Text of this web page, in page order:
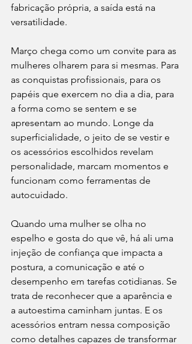
fabricação própria, a saída está na
versatilidade.
Março chega como um convite para as
mulheres olharem para si mesmas. Para
as conquistas profissionais, para os
papéis que exercem no dia a dia, para
a forma como se sentem e se
apresentam ao mundo. Longe da
superficialidade, o jeito de se vestir e
os acessórios escolhidos revelam
personalidade, marcam momentos e
funcionam como ferramentas de
autocuidado.
Quando uma mulher se olha no
espelho e gosta do que vê, há ali uma
injeção de confiança que impacta a
postura, a comunicação e até o
desempenho em tarefas cotidianas. Se
trata de reconhecer que a aparência e
a autoestima caminham juntas. E os
acessórios entram nessa composição
como detalhes capazes de transformar